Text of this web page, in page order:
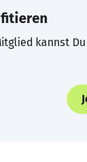
kannst